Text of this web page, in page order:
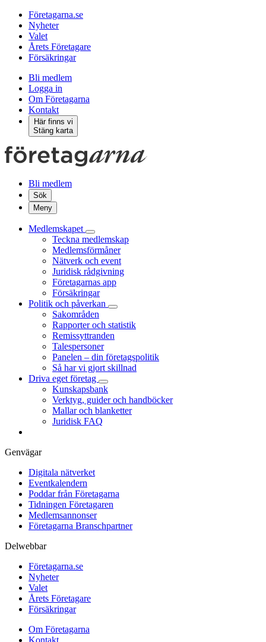
Företagarna.se
Nyheter
Valet
Årets Företagare
Försäkringar
Bli medlem
Logga in
Om Företagarna
Kontakt
Här finns vi
Stäng karta
Bli medlem
Sök
Meny
Medlemskapet
Teckna medlemskap
Medlemsförmåner
Nätverk och event
Juridisk rådgivning
Företagarnas app
Försäkringar
Politik och påverkan
Sakområden
Rapporter och statistik
Remissyttranden
Talespersoner
Panelen – din företagspolitik
Så har vi gjort skillnad
Driva eget företag
Kunskapsbank
Verktyg, guider och handböcker
Mallar och blanketter
Juridisk FAQ
Genvägar
Digitala nätverket
Eventkalendern
Poddar från Företagarna
Tidningen Företagaren
Medlemsannonser
Företagarna Branschpartner
Delwebbar
Företagarna.se
Nyheter
Valet
Årets Företagare
Försäkringar
Om Företagarna
Kontakt